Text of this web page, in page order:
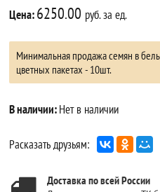
Цена:6250.00 руб. за ед.
Минимальная продажа семян в
цветных пакетах - 10шт.
В наличии:Нет в наличии
Расказать друзьям:
Доставка по всей России